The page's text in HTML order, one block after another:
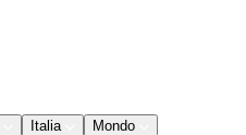
Italia
Mondo